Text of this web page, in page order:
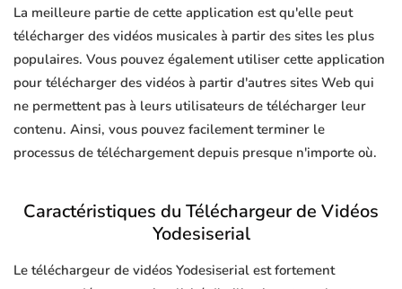
La meilleure partie de cette application est qu'elle peut
télécharger des vidéos musicales à partir des sites les plus
populaires. Vous pouvez également utiliser cette application
pour télécharger des vidéos à partir d'autres sites Web qui
ne permettent pas à leurs utilisateurs de télécharger leur
contenu. Ainsi, vous pouvez facilement terminer le
processus de téléchargement depuis presque n'importe où.
Caractéristiques du Téléchargeur de Vidéos
Yodesiserial
Le téléchargeur de vidéos Yodesiserial est fortement